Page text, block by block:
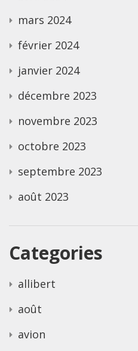
mars 2024
février 2024
janvier 2024
décembre 2023
novembre 2023
octobre 2023
septembre 2023
août 2023
Categories
allibert
août
avion